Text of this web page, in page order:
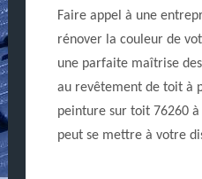
Faire appel à une
rénover la couleur de
une parfaite maîtrise
au revêtement de toit à
peinture sur toit 76260
peut se mettre à votre